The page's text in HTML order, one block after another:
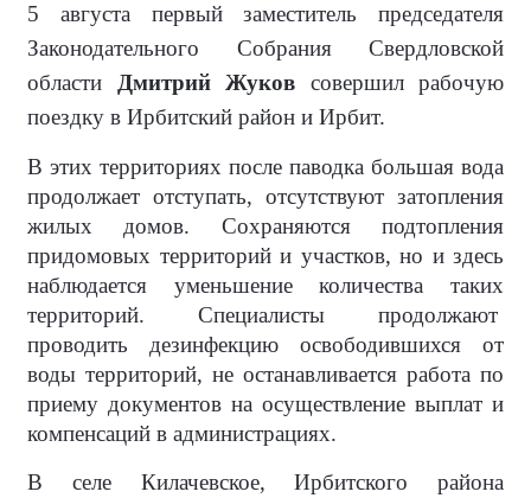
5 августа первый заместитель председателя
Законодательного Собрания Свердловской
области Дмитрий Жуков совершил рабочую
поездку в Ирбитский район и Ирбит.
В этих территориях после паводка большая вода
продолжает отступать, отсутствуют затопления
жилых домов. Сохраняются подтопления
придомовых территорий и участков, но и здесь
наблюдается уменьшение количества таких
территорий. Специалисты продолжают
проводить дезинфекцию освободившихся от
воды территорий, не останавливается работа по
приему документов на осуществление выплат и
компенсаций в администрациях.
В селе Килачевское, Ирбитского района